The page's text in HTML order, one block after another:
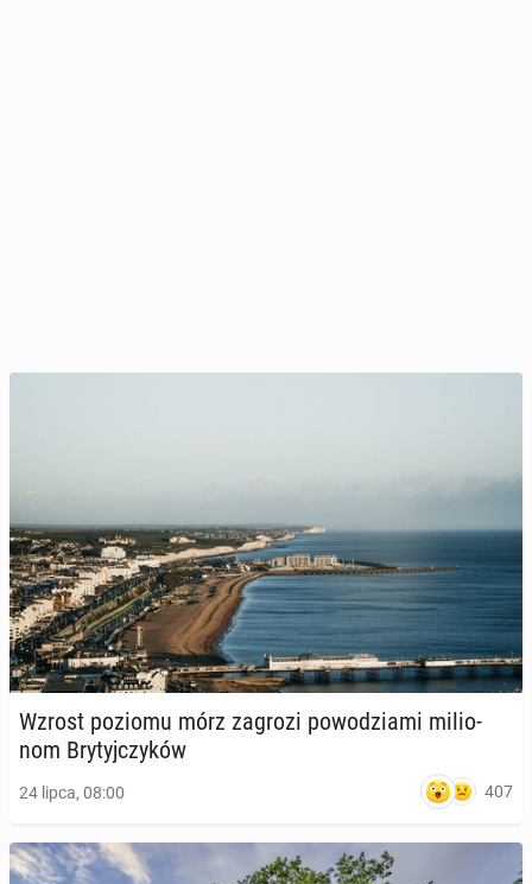
Wzrost poziomu mórz zagrozi po­wo­dzia­mi mi­lio­
nom Bry­tyj­czy­ków
24 lipca, 08:00 407